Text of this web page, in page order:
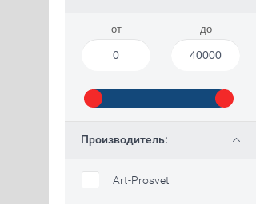
от до
Производитель:
Art-Prosvet